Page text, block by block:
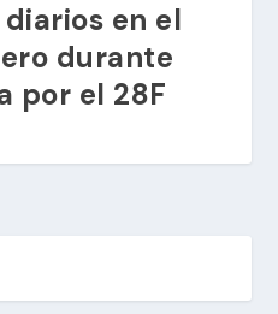
en el
durante
por el 28F